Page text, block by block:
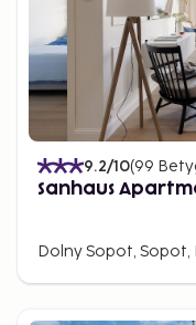
9.2/10(99
Sanhaus
Dolny Sopot, Sopot,